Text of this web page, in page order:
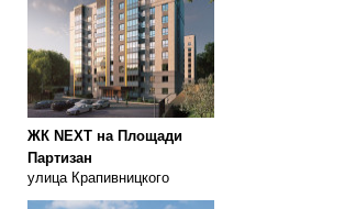
ЖК NEXT на Площади
Партизан
улица Крапивницкого